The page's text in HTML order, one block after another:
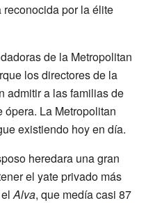
por la élite
de la Metropolitan
los directores de la
admitir a las familias de
La Metropolitan
existiendo hoy en día.
heredara una gran
el yate privado más
Alva, que medía casi 87